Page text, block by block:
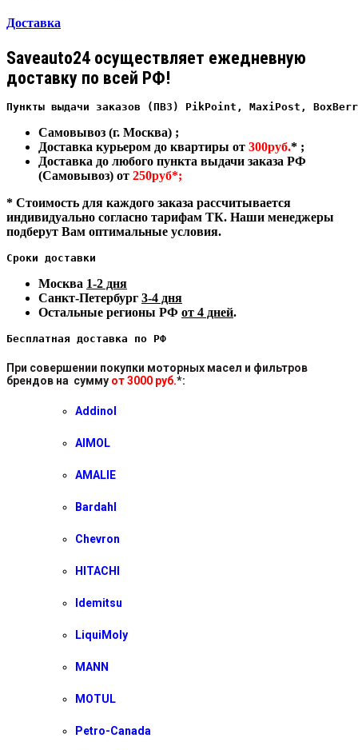
Доставка
Saveauto24 осуществляет ежедневную
доставку по всей РФ!
Пункты выдачи заказов (ПВЗ) PikPoint, MaxiPost,
Самовывоз (г. Москва) ;
Доставка курьером до квартиры от 300руб.* ;
Доставка до любого пункта выдачи заказа РФ
(Самовывоз) от 250руб*;
* Стоимость для каждого заказа рассчитывается
индивидуально согласно тарифам ТК. Наши менеджеры
подберут Вам оптимальные условия.
Сроки доставки
Москва 1-2 дня
Санкт-Петербург 3-4 дня
Остальные регионы РФ от 4 дней.
Бесплатная доставка по РФ
При совершении покупки моторных масел и фильтров
брендов на сумму от 3000 руб.*:
Addinol
AIMOL
AMALIE
Bardahl
Chevron
HITACHI
Idemitsu
LiquiMoly
MANN
MOTUL
Petro-Canada